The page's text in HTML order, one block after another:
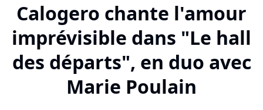
Calogero chante l'amour
imprévisible dans "Le hall
des départs", en duo avec
Marie Poulain